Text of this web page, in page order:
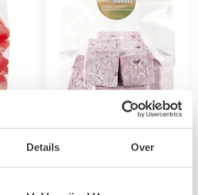
Details Over
Cuberdon Guimauve